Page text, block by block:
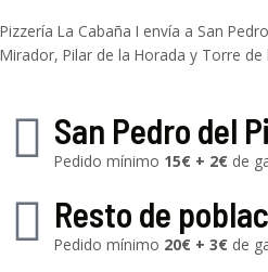
Pizzería La Cabaña I envía a San
Mirador, Pilar de la Horada y Torre de
San Pedro del
Pedido mínimo 15€ + 2€ de
Resto de
Pedido mínimo 20€ + 3€ de